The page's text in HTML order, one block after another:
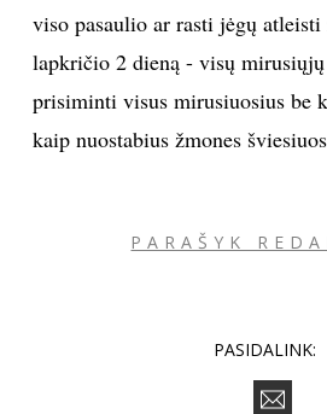
viso pasaulio ar rasti jėgų
lapkričio 2 dieną - visų
prisiminti visus mirusiuosius be
kaip nuostabius žmones
PARAŠYK
PASIDALINK: